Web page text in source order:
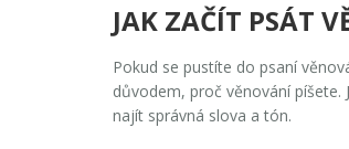
JAK ZAČÍT PSÁT
Pokud se pustíte do psaní
důvodem, proč věnování
najít správná slova a tón.